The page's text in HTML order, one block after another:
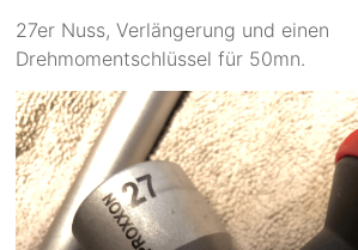
27er Nuss, Verlängerung und einen
Drehmomentschlüssel für 50mn.